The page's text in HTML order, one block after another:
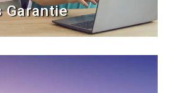
Garantie